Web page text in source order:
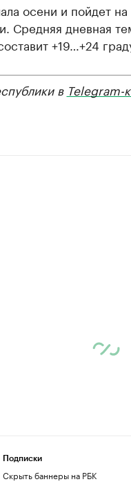
осени и пойдет
Средняя дневная
+19…+24
в Telegram-
Подписки
Скрыть баннеры на РБК